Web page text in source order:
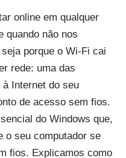
online em qualquer
quando não nos
porque o Wi-Fi cai
rede: uma das
Internet do seu
de acesso sem fios.
do Windows que,
o seu computador se
fios. Explicamos como